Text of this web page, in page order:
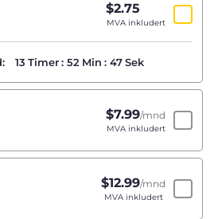
$2.75
MVA inkludert
13 Timer : 52 Min : 46 Sek
$7.99/mnd
MVA inkludert
$12.99/mnd
MVA inkludert